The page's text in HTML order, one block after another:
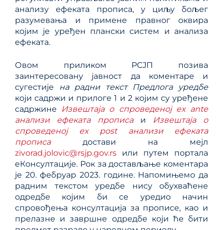
анализу ефеката прописа, у циљу бољег
разумевања и примене правног оквира
којим је уређен плански систем и анализа
ефеката.
Овом приликом РСЈП позива
заинтересовану јавност да коментаре и
сугестије на радни текст Предлога уредбе
који садржи и прилоге 1 и 2 којим су уређене
садржине Извештаја о спроведеној ex ante
анализи ефеката прописаи
Извештаја о
спроведеној ex post анализи ефеката
прописадостави на мејл
zivorad.jolovic@rsjp.gov.rs или путем портала
еКонсултације. Рок за достављање коментара
је 20. фебруар 2023. године. Напомињемо да
радним текстом уредбе нису обухваћене
одредбе којим би се уредио начин
спровођења консултација за прописе, као и
прелазне и завршне одредбе који ће бити